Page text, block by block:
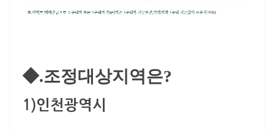
◆.조정대상지역은?
1)인천광역시